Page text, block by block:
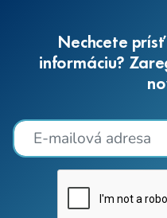
Nechcete
informáciu?